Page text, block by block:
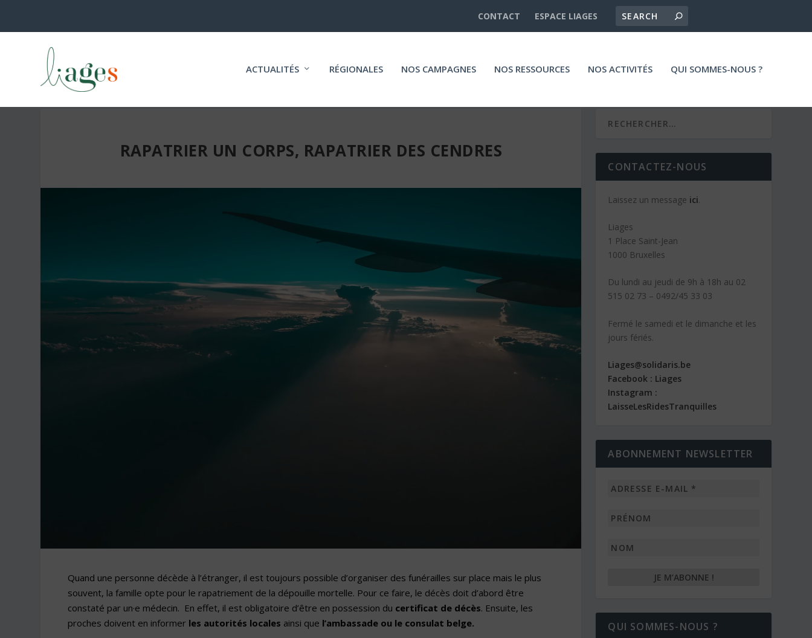
CONTACT ESPACE LIAGES
ACTUALITÉS RÉGIONALES NOS CAMPAGNES NOS RESSOURCES NOS ACTIVITÉS QUI SOMMES-NOUS ?
RAPATRIER UN CORPS, RAPATRIER DES CENDRES
Quand une personne décède à l’étranger, il est toujours possible d’organiser des funérailles sur place mais le plus
souvent, la famille opte pour le rapatriement de la dépouille mortelle. Pour ce faire, le décès doit d’abord être
constaté par un·e médecin. En effet, il est obligatoire d’être en possession du certificat de décès. Ensuite, les
proches doivent en informer les autorités locales ainsi que l’ambassade ou le consulat belge.
CONTACTEZ-NOUS
Laissez un message ici.
Liages
1 Place Saint-Jean
1000 Bruxelles
Du lundi au jeudi de 9h à 18h au 02
515 02 73 – 0492/45 33 03
Fermé le samedi et le dimanche et les
jours fériés.
Liages@solidaris.be
Facebook : Liages
Instagram :
LaisseLesRidesTranquilles
ABONNEMENT NEWSLETTER
Adresse
*
Prénom
Nom
QUI SOMMES-NOUS ?